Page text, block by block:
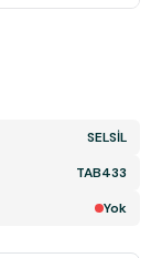
SELSİL
TAB433
Yok